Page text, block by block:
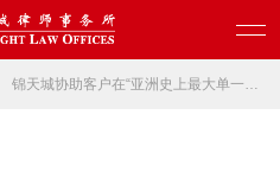
锦天城协助客户在“亚洲史上最大单一事故保险理赔追偿”跨境诉讼案中取得良好结果